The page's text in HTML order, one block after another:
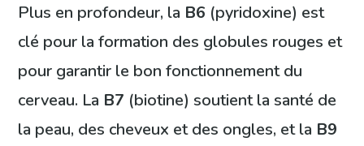
Plus en profondeur, la B6 (pyridoxine) est
clé pour la formation des globules rouges et
pour garantir le bon fonctionnement du
cerveau. La B7 (biotine) soutient la santé de
la peau, des cheveux et des ongles, et la B9